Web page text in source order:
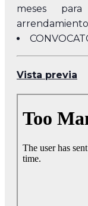
meses
Vista previa
to
content